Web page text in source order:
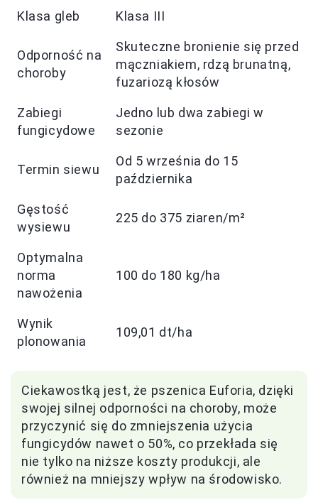
Klasa gleb Klasa III
Odporność na
choroby
Skuteczne bronienie się przed
mączniakiem, rdzą brunatną,
fuzariozą kłosów
Zabiegi
fungicydowe
Jedno lub dwa zabiegi w
sezonie
Termin siewu
Od 5 września do 15
października
Gęstość
wysiewu
225 do 375 ziaren/m²
Optymalna
norma
nawożenia
100 do 180 kg/ha
Wynik
plonowania
109,01 dt/ha
Ciekawostką jest, że pszenica Euforia, dzięki
swojej silnej odporności na choroby, może
przyczynić się do zmniejszenia użycia
fungicydów nawet o 50%, co przekłada się
nie tylko na niższe koszty produkcji, ale
również na mniejszy wpływ na środowisko.